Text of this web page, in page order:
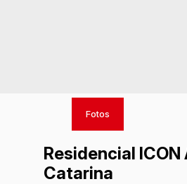
Fotos
Residencial
Catarina